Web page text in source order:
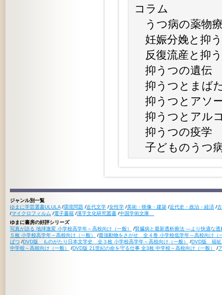
コラム
うつ病の薬物
妊娠分娩と抑
反復流産と抑
抑うつの遺伝
抑うつとまば
抑うつとアソ
抑うつとアル
抑うつの疫学
子どものうつ
ジャンル別一覧
ゆまに学芸選書ULULA /環境問題 /近代文学 /女性学 /美術・映像・建築 /近代史・政治・経済 /
/マイクロフィルム /電子書籍 /漢字文化研究叢書 /中国学術文庫
ゆまに書房の好評シリーズ
写真が語る 地球激変 小学校高学年～高校向け（一般）
/腎臓病と最新透析療法 ―より快適な
５枚 小学校高学年～高校向け（一般）
/最強動物をさがせ 全４巻 小学校低学年～高校向け（
ばつ /DVD版 ものがたり日本文学史 全３枚 小学校高学年～高校向け（一般） /DVD版 福祉
中学校～高校向け（一般）
/DVD版 21世紀の命を守る仕事 全3枚 中学校～高校向け（一般） /